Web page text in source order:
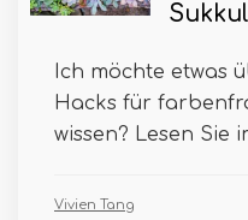
Ich möchte etwas
Hacks für
wissen? Lesen Sie
Vivien Tang